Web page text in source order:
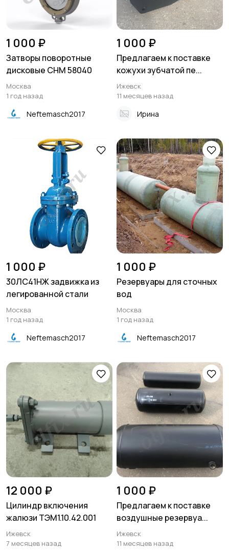
1 000 ₽
Затворы поворотные
дисковые СНМ 58040
Москва
1 год назад
Neftemasch2017
1 000 ₽
Предлагаем к поставке
кожухи зубчатой пе...
Ижевск
11 месяцев назад
Ирина
1 000 ₽
30ЛС41НЖ задвижка из
легированной стали
Москва
1 год назад
Neftemasch2017
1 000 ₽
Резервуары для сточных
вод
Москва
1 год назад
Neftemasch2017
12 000 ₽
Цилиндр включения
жалюзи ТЭМ1.10.42.001
Ижевск
7 месяцев назад
1 000 ₽
Предлагаем к поставке
воздушные резервуа...
Ижевск
11 месяцев назад